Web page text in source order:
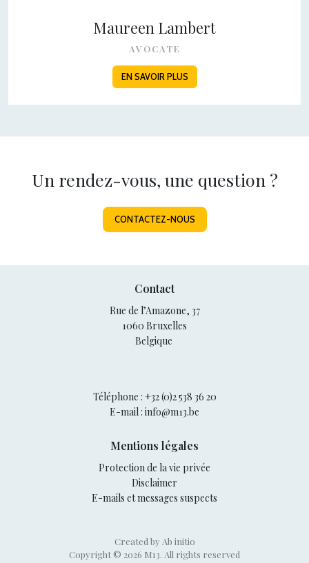
Maureen Lambert
AVOCATE
EN SAVOIR PLUS
Un rendez-vous, une question ?
CONTACTEZ-NOUS
Contact
Rue de l’Amazone, 37
1060 Bruxelles
Belgique
Téléphone : +32 (0)2 538 36 20
E-mail : info@m13.be
Mentions légales
Protection de la vie privée
Disclaimer
E-mails et messages suspects
Created by Ab initio
Copyright © 2026 M13. All rights reserved